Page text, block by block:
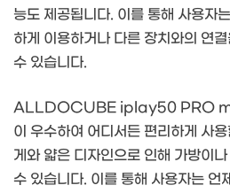
능도 제공됩니다. 이를 통해 사용자
하게 이용하거나 다른 장치와의 연
수 있습니다.
ALLDOCUBE iplay50 PRO
이 우수하여 어디서든 편리하게 사
게와 얇은 디자인으로 인해 가방이
수 있습니다. 이를 통해 사용자는 언